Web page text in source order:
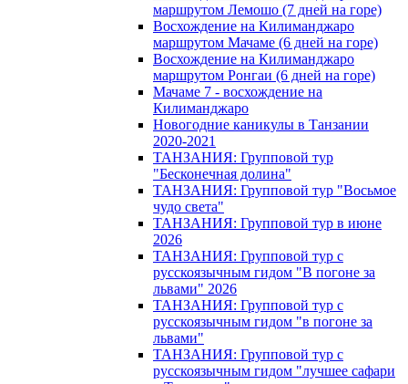
маршрутом Лемошо (7 дней на горе)
Восхождение на Килиманджаро
маршрутом Мачаме (6 дней на горе)
Восхождение на Килиманджаро
маршрутом Ронгаи (6 дней на горе)
Мачаме 7 - восхождение на
Килиманджаро
Новогодние каникулы в Танзании
2020-2021
ТАНЗАНИЯ: Групповой тур
"Бесконечная долина"
ТАНЗАНИЯ: Групповой тур "Восьмое
чудо света"
ТАНЗАНИЯ: Групповой тур в июне
2026
ТАНЗАНИЯ: Групповой тур с
русскоязычным гидом "В погоне за
львами" 2026
ТАНЗАНИЯ: Групповой тур с
русскоязычным гидом "в погоне за
львами"
ТАНЗАНИЯ: Групповой тур с
русскоязычным гидом "лучшее сафари